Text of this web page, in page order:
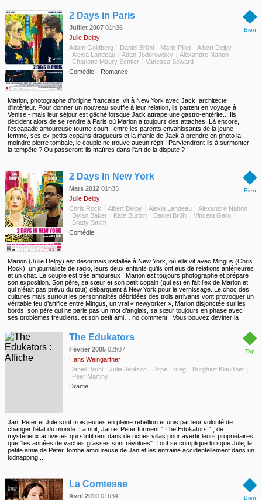
écossaises et allemandes...
◆
Bien
2 Days in Paris
Juillet 2007 01h36
Julie Delpy
Adam Goldberg
Daniel Brühl Marie Pillet
Albert Delpy
Alexia Landeau
Adan Jodorowsky
Alexandre Nahon
Charlotte Maury Sentier
Vanessa Seward
Comédie
Romance
Marion, photographe d'origine française, vit à New York avec Jack, architecte
d'intérieur. Pour donner un nouveau souffle à leur relation, ils partent en voyage à
Venise - mais leur séjour est gâché lorsque Jack attrape une gastro-entérite... Ils
décident alors de se rendre à Paris où Marion a toujours des attaches. Là encore,
l'escapade amoureuse tourne court : entre les parents envahissants de la jeune
femme, ses ex-petits copains dragueurs et la manie de Jack à prendre en photo la
moindre pierre tombale, le couple ne trouve aucun répit ! Parviendront-ils à surmonter
la tempête ? Ou passeront-ils maîtres dans l'art de la dispute ?
◆
Bien
2 Days In New York
Mars 2012 01h35
Julie Delpy
Chris Rock
Albert Delpy Alexia Landeau
Alexandre Nahon
Dylan Baker
Kate Burton Daniel Brühl
Vincent Gallo
Brady Smith
Comédie
Marion (Julie Delpy) est désormais installée à New York, où elle vit avec Mingus (Chris
Rock), un journaliste de radio, leurs deux enfants qu’ils ont eus de relations antérieures
et un chat. Le couple est très amoureux ! Marion est toujours photographe et prépare
son exposition. Son père, sa sœur et son petit copain (qui est en fait l’ex de Marion et
qui n’était pas prévu du tout) débarquent à New York pour le vernissage. Le choc des
cultures mais surtout les personnalités débridées des trois arrivants vont provoquer un
véritable feu d’artifice entre Mingus, un vrai « newyorker », Marion disjonctée sur les
bords, son père qui ne parle pas un mot d’anglais, sa sœur toujours en phase avec
ses problèmes freudiens, et son petit ami… no comment ! Vous pouvez deviner la
◆
Top
The Edukators
Février 2005 02h07
Hans Weingartner
Daniel Brühl
Julia Jentsch Stipe Erceg
Burghart Klaußner
Peer Martiny
Drame
Jan, Peter et Jule sont trois jeunes en pleine rebellion et unis par leur volonté de
changer l'état du monde. La nuit, Jan et Peter forment " The Edukators " , de
mystérieux activistes qui s'infiltrent dans de riches villas pour avertir leurs propriétaires
que "les années de vaches grasses sont révolues". Tout se complique lorsque Jule, la
petite amie de Peter, tombe amoureuse de Jan et les entraine accidentellement dans un
kidnapping...
◆
Bien
La Comtesse
Avril 2010 01h34